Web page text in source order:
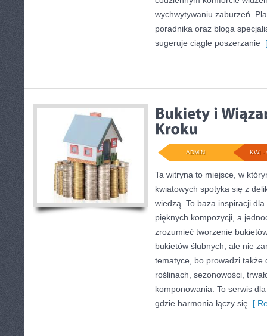
wychwytywaniu zaburzeń.
poradnika oraz bloga
sugeruje ciągłe poszerzanie
KWI -
ADMIN
Ta witryna to miejsce, w
kwiatowych spotyka się z
wiedzą. To baza inspiracji
pięknych kompozycji, a
zrozumieć tworzenie
bukietów ślubnych, ale nie
tematyce, bo prowadzi także
roślinach, sezonowości,
komponowania. To serwis
gdzie harmonia łączy się [